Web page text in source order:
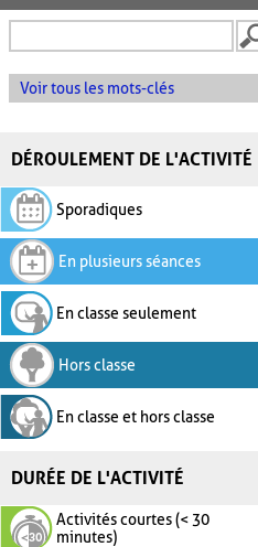
Voir tous les mots-clés
DÉROULEMENT DE L'ACTIVITÉ
Sporadiques
En plusieurs séances
En classe seulement
Hors classe
En classe et hors classe
DURÉE DE L'ACTIVITÉ
Activités courtes (< 30
minutes)